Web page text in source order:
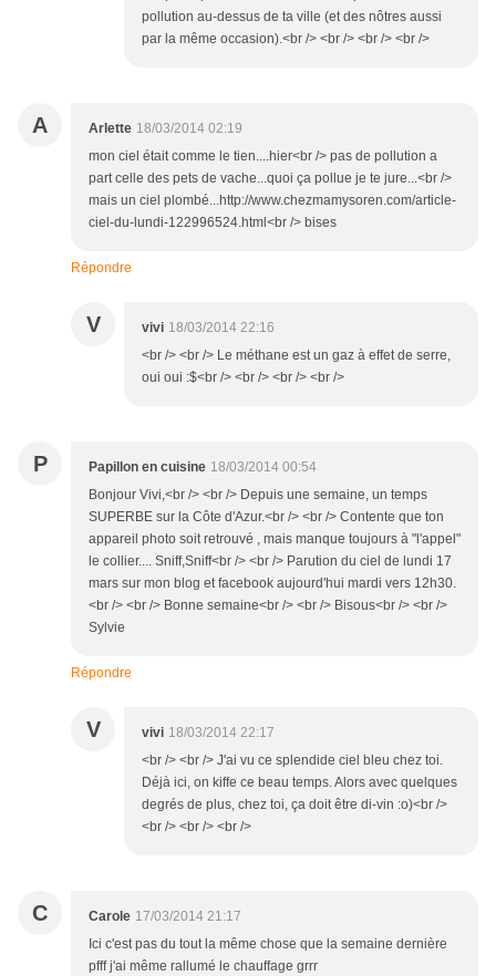
pollution au-dessus de ta ville (et des nôtres aussi
par la même occasion).<br /> <br /> <br /> <br />
A Arlette 18/03/2014 02:19
mon ciel était comme le tien....hier<br /> pas de pollution a
part celle des pets de vache...quoi ça pollue je te jure...<br />
mais un ciel plombé...http://www.chezmamysoren.com/article-
ciel-du-lundi-122996524.html<br /> bises
Répondre
V vivi 18/03/2014 22:16
<br /> <br /> Le méthane est un gaz à effet de serre,
oui oui :$<br /> <br /> <br /> <br />
P Papillon en cuisine 18/03/2014 00:54
Bonjour Vivi,<br /> <br /> Depuis une semaine, un temps
SUPERBE sur la Côte d'Azur.<br /> <br /> Contente que ton
appareil photo soit retrouvé , mais manque toujours à "l'appel"
le collier.... Sniff,Sniff<br /> <br /> Parution du ciel de lundi 17
mars sur mon blog et facebook aujourd'hui mardi vers 12h30.
<br /> <br /> Bonne semaine<br /> <br /> Bisous<br /> <br />
Sylvie
Répondre
V vivi 18/03/2014 22:17
<br /> <br /> J'ai vu ce splendide ciel bleu chez toi.
Déjà ici, on kiffe ce beau temps. Alors avec quelques
degrés de plus, chez toi, ça doit être di-vin :o)<br />
<br /> <br /> <br />
C Carole 17/03/2014 21:17
Ici c'est pas du tout la même chose que la semaine dernière
pfff j'ai même rallumé le chauffage grrr